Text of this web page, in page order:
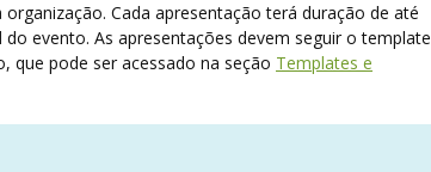
Cada apresentação terá duração de até
evento. As apresentações devem seguir o template
que pode ser acessado na seção Templates e